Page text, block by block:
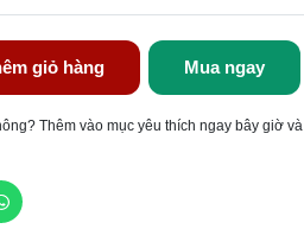
giỏ hàng Mua ngay
Thêm vào mục yêu thích ngay bây giờ và